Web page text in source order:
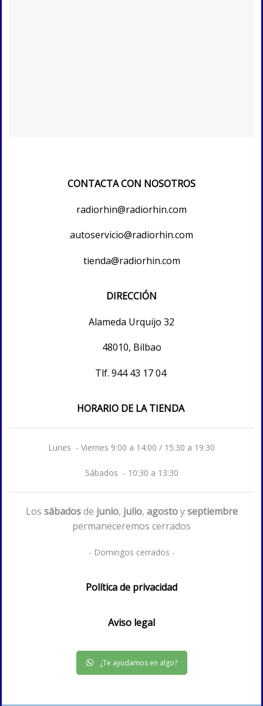
CONTACTA CON NOSOTROS
radiorhin@radiorhin.com
autoservicio@radiorhin.com
tienda@radiorhin.com
DIRECCIÓN
Alameda Urquijo 32
48010, Bilbao
Tlf. 944 43 17 04
HORARIO DE LA TIENDA
Lunes - Viernes 9:00 a 14:00 / 15:30 a 19:30
Sábados - 10:30 a 13:30
Los sábadosde junio, julio, agostoyseptiembre
permaneceremos cerrados
- Domingos cerrados -
Política de privacidad
Aviso legal
¿Te ayudamos en algo?